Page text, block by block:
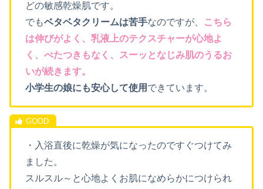
どの敏感乾燥肌です。
でもベタベタクリームは苦手なのですが、
こちら
は伸びがよく、乳液上のテクスチャーが心地よ
く、べたつきもなく、スーッとなじみ肌のうるお
いが続きます。
小学生の娘にも安心して使用 できています。
・入浴直後に乾燥が気になったのですぐつけてみ
ました。
スルスル～と心地よくお肌になめらかにつけられ